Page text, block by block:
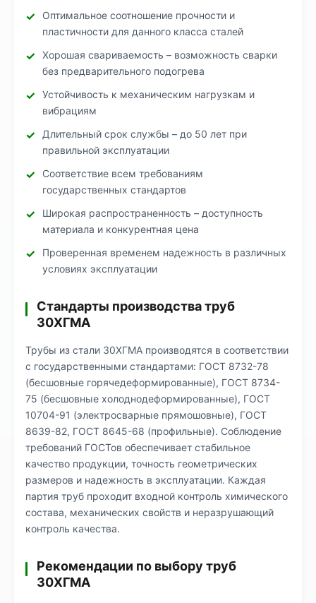
Оптимальное соотношение прочности и
пластичности для данного класса сталей
Хорошая свариваемость – возможность сварки
без предварительного подогрева
Устойчивость к механическим нагрузкам и
вибрациям
Длительный срок службы – до 50 лет при
правильной эксплуатации
Соответствие всем требованиям
государственных стандартов
Широкая распространенность – доступность
материала и конкурентная цена
Проверенная временем надежность в различных
условиях эксплуатации
Стандарты производства труб
30ХГМА
Трубы из стали 30ХГМА производятся в соответствии
с государственными стандартами: ГОСТ 8732-78
(бесшовные горячедеформированные), ГОСТ 8734-
75 (бесшовные холоднодеформированные), ГОСТ
10704-91 (электросварные прямошовные), ГОСТ
8639-82, ГОСТ 8645-68 (профильные). Соблюдение
требований ГОСТов обеспечивает стабильное
качество продукции, точность геометрических
размеров и надежность в эксплуатации. Каждая
партия труб проходит входной контроль химического
состава, механических свойств и неразрушающий
контроль качества.
Рекомендации по выбору труб
30ХГМА